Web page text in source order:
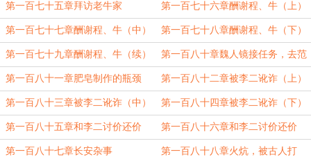
第一百七十五章拜访老牛家 第一百七十六章酬谢程、牛（上）
第一百七十七章酬谢程、牛（中） 第一百七十八章酬谢程、牛（下）
第一百七十九章酬谢程、牛（续） 第一百八十章魏人镜接任务，去范
阳收人心
第一百八十一章肥皂制作的瓶颈 第一百八十二章被李二讹诈（上）
第一百八十三章被李二讹诈（中） 第一百八十四章被李二讹诈（下）
第一百八十五章和李二讨价还价
（上）
第一百八十六章和李二讨价还价
（下）
第一百八十七章长安杂事 第一百八十八章火炕，被古人打